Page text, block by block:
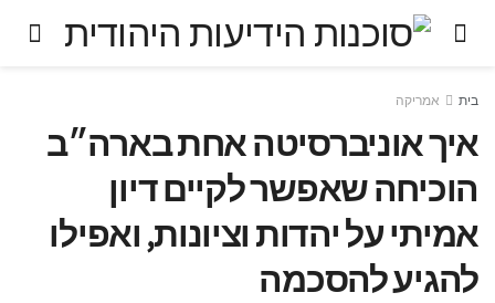
בית אמריקה
איך אוניברסיטה אחת בארה״ב
הוכיחה שאפשר לקיים דיון
אמיתי על יהדות וציונות, ואפילו
להגיע להסכמה